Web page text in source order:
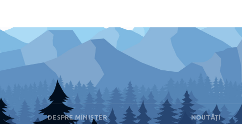
DESPRE MINISTER NOUTĂȚI